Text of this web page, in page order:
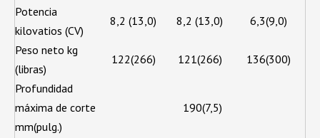
Potencia
kilovatios (CV)
8,2 (13,0) 8,2 (13,0) 6,3(9,0)
Peso neto kg
(libras)
122(266) 121(266) 136(300)
Profundidad
máxima de corte
mm(pulg.)
190(7,5)